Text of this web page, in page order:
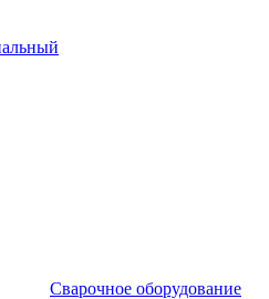
Сварочное оборудование